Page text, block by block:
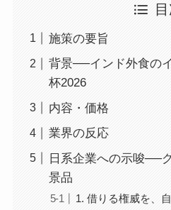
施策の要旨
背景──インド外食の
杯2026
内容・価格
業界の反応
日系企業への示唆──
景品
1. 借りる権威を、